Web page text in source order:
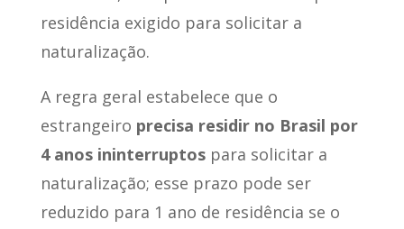
residência exigido para solicitar a
naturalização.
A regra geral estabelece que o
estrangeiro precisa residir no Brasil por
4 anos ininterruptospara solicitar a
naturalização; esse prazo pode ser
reduzido para 1 ano de residência se o